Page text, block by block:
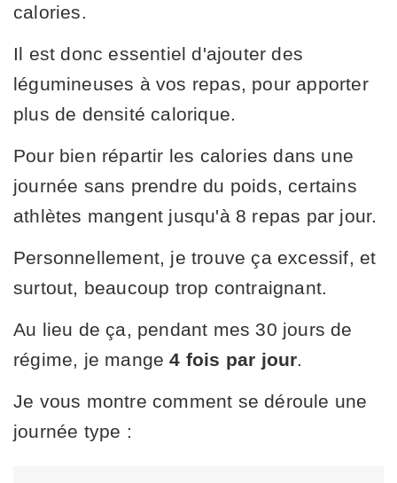
calories.
Il est donc essentiel d'ajouter des
légumineuses à vos repas, pour apporter
plus de densité calorique.
Pour bien répartir les calories dans une
journée sans prendre du poids, certains
athlètes mangent jusqu'à 8 repas par jour.
Personnellement, je trouve ça excessif, et
surtout, beaucoup trop contraignant.
Au lieu de ça, pendant mes 30 jours de
régime, je mange4 fois par jour.
Je vous montre comment se déroule une
journée type :